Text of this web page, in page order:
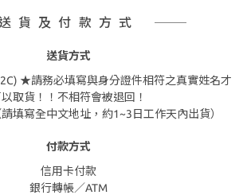
貨及付款方式
送貨方式
★請務必填寫與身分證件相符之真實姓名才
取貨！！不相符會被退回！
填寫全中文地址，約1~3日工作天內出貨）
付款方式
信用卡付款
銀行轉帳／ATM